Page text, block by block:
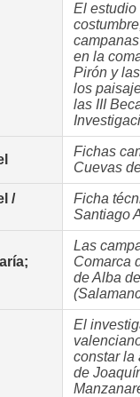
El estudio
en la
Pirón y
los
las III
Fichas
Cuevas
/
Ficha
Santiago
Las
Comarca
de Alba
El
constar la
de